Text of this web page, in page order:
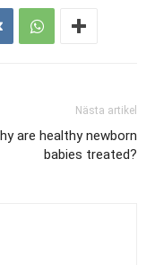
Nästa artikel
are healthy newborn
babies treated?